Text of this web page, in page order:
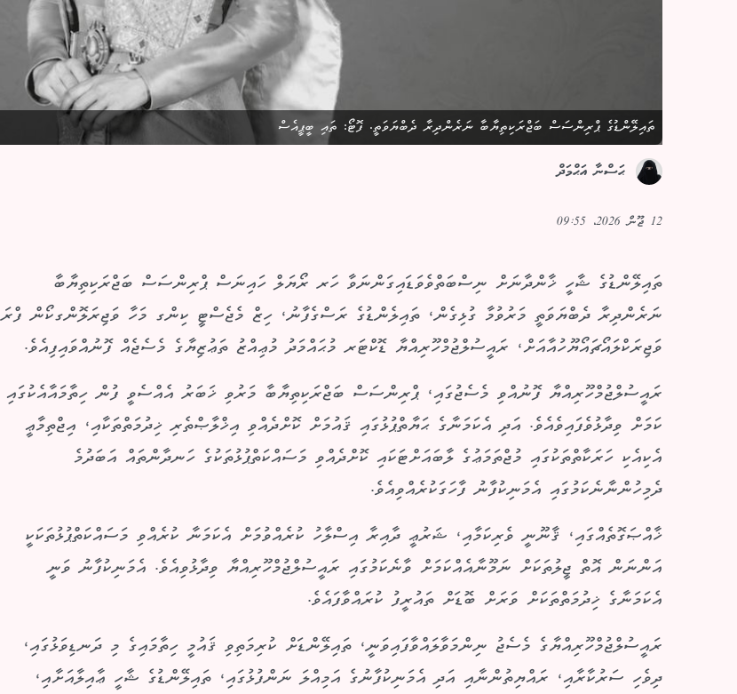
ތައިލޭންޑުގެ ޕްރިންސަސް ބަޖްރަކިތިޔާބާ ނަރެންދިރާ ދެބްޔަވަތީ. ފޮޓޯ: ތައި ބީޕީއެސް
ޙަސްނާ އަޙްމަދް
12 ޖޫން 2026، 09:55
ތައިލޭންޑުގެ ޝާހީ ޚާންދާނަށް ނިސްބަތްވެވަޑައިގަންނަވާ ހަރ ރޯޔަލް ހައިނަސް ޕްރިންސަސް ބަޖްރަކިތިޔާބާ
ނަރެންދިރާ ދެބްޔަވަތީ މަރުވުމާ ގުޅިގެން، ތައިލެންޑުގެ ރަސްގެފާނު، ހިޒް މެޖެސްޓީ ކިންގ މަހާ ވަޖިރަލޮންގކޯން ފްރަ
ވަޖިރަކްލައޯޗައޯޔޫހުއާއަށް، ރައީސުލްޖުމްހޫރިއްޔާ ޑޮކްޓަރ މުޙައްމަދު މުޢިއްޒު ތަޢުޒިޔާގެ މެސެޖެއް ފޮނުއްވައިފިއެވެ.
ރައީސުލްޖުމްހޫރިއްޔާ ފޮނުއްވި މެސެޖުގައި، ޕްރިންސަސް ބަޖްރަކިތިޔާބާ މަރުވި ޚަބަރު އެއްސެވީ ފުން ހިތާމައާއެކުގައި
ކަމަށް ވިދާޅުވެފައިވެއެވެ. އަދި އެކަމަނާގެ ޙަޔާތްޕުޅުގައި ޤައުމަށް ކޮށްދެއްވި އިޚްލާޞްތެރި ޚިދުމަތްތަކާއި، އިޖްތިމާޢީ
އެކިއެކި ހަރަކާތްތަކުގައި މުޖްތަމަޢުގެ ލާބައަށްޓަކައި ކޮށްދެއްވި މަސައްކަތްޕުޅުތަކުގެ ހަނދާންތައް އަބަދުމެ
ދެމިހުންނާނެކަމުގައި އެމަނިކުފާނު ފާހަގަކުރެއްވިއެވެ.
ޚާއްޞަގޮތެއްގައި، ޤާނޫނީ ވެރިކަމާއި، ޝަރުޢީ ދާއިރާ އިސްލާހު ކުރެއްވުމަށް އެކަމަނާ ކުރެއްވި މަސައްކަތްޕުޅުތަކަކީ
އަންނަން އޮތް ޖީލުތަކަށް ނަމޫނާއެއްކަމަށް ވާނެކަމުގައި ރައީސުލްޖުމްހޫރިއްޔާ ވިދާޅުވިއެވެ. އެމަނިކުފާނު ވަނީ
އެކަމަނާގެ ޚިދުމަތްތަކަށް ވަރަށް ބޮޑަށް ތައުރީފު ކުރައްވާފައެވެ.
ރައީސުލްޖުމްހޫރިއްޔާގެ މެސެޖު ނިންމަވާލައްވާފައިވަނީ، ތައިލޭންޑަށް ކުރިމަތިވި ޤައުމީ ހިތާމައިގެ މި ދަނޑިވަޅުގައި،
ދިވެހި ސަރުކާރާއި، ރައްޔިތުންނާއި އަދި އެމަނިކުފާނުގެ އަމިއްލަ ނަންފުޅުގައި، ތައިލޭންޑުގެ ޝާހީ ޢާއިލާއަށާއި،